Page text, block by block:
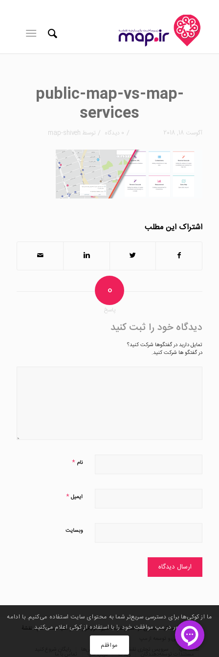
public-map-vs-map-
services
آگوست 18, 2018 / 0 دیدگاه / توسط map-shiveh
اشتراک این مطلب
0
پاسخ
دیدگاه خود را ثبت کنید
تمایل دارید در گفتگوها شرکت کنید؟
در گفتگو ها شرکت کنید.
نام *
ایمیل*
وبسایت
© کلیه حقوق مالکیت معنوی در اختیار شرکت شیوه نرم‌افزار گستر آسیا است - مپ، نقشهٔ
زندگی |طراحی و توسعه از مپ
نقشه‌ٔ مپ
تعرفه سرویس‌ها
وبلاگ درباره مپ
ما از کوکی‌ها برای دسترسی سریع‌تر شما به محتوای سایت استفاده می‌کنیم. با ادامه
حضور در مپ موافقت خود را با استفاده از کوکی اعلام می‌کنید. ‌
موافقم